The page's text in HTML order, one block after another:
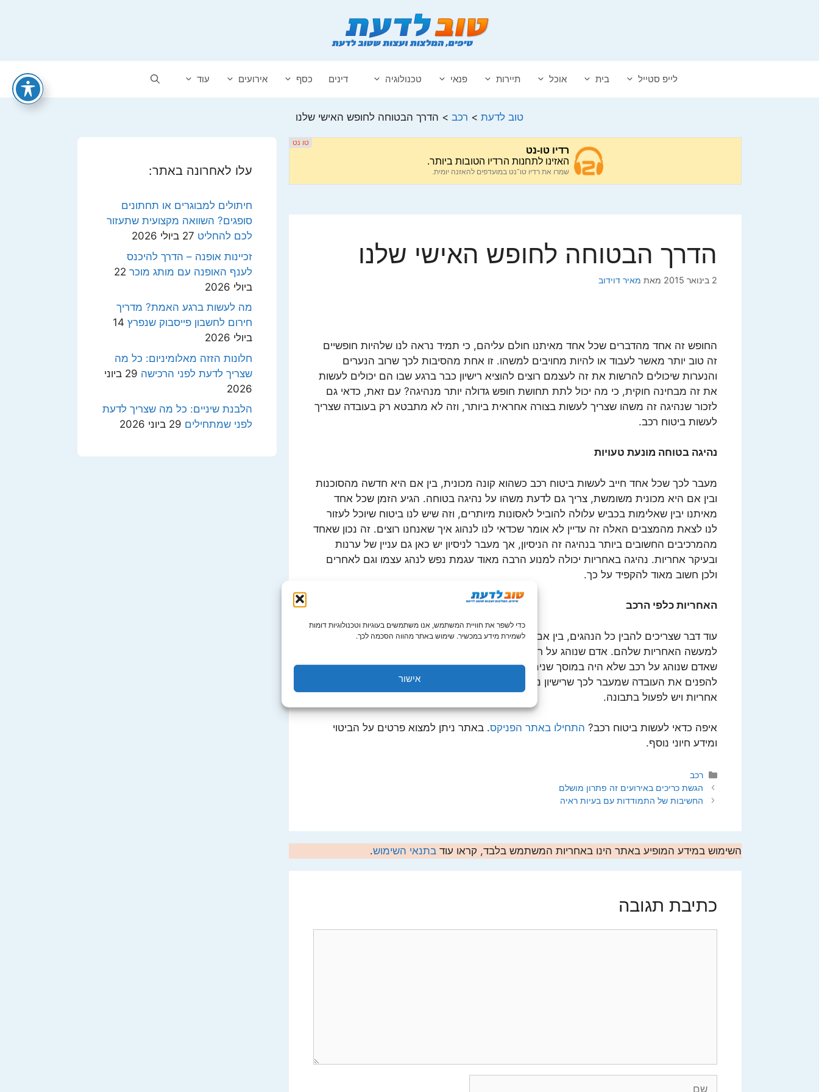
כדי לשפר את חוויית המשתמש, אנו משתמשים בעוגיות וטכנולוגיות דומות
לשמירת מידע במכשיר. שימוש באתר מהווה הסכמה לכך.
אישור
לייפ סטייל בית אוכל תיירות פנאי טכנולוגיה דינים כסף אירועים עוד
טוב לדעת > רכב > הדרך הבטוחה לחופש האישי שלנו
הדרך הבטוחה לחופש האישי שלנו
2 בינואר 2015 מאת מאיר דוידוב
החופש זה אחד מהדברים שכל אחד מאיתנו חולם עליהם, כי תמיד נראה לנו שלהיות חופשיים
זה טוב יותר מאשר לעבוד או להיות מחויבים למשהו. זו אחת מהסיבות לכך שרוב הנערים
והנערות שיכולים להרשות את זה לעצמם רוצים להוציא רישיון כבר ברגע שבו הם יכולים לעשות
את זה מבחינה חוקית, כי מה יכול לתת תחושת חופש גדולה יותר מנהיגה? עם זאת, כדאי גם
לזכור שנהיגה זה משהו שצריך לעשות בצורה אחראית ביותר, וזה לא מתבטא רק בעובדה שצריך
לעשות ביטוח רכב.
נהיגה בטוחה מונעת טעויות
מעבר לכך שכל אחד חייב לעשות ביטוח רכב כשהוא קונה מכונית, בין אם היא חדשה מהסוכנות
ובין אם היא מכונית משומשת, צריך גם לדעת משהו על נהיגה בטוחה. הגיע הזמן שכל אחד
מאיתנו יבין שאלימות בכביש עלולה להוביל לאסונות מיותרים, וזה שיש לנו ביטוח שיוכל לעזור
לנו לצאת מהמצבים האלה זה עדיין לא אומר שכדאי לנו לנהוג איך שאנחנו רוצים. זה נכון שאחד
מהמרכיבים החשובים ביותר בנהיגה זה הניסיון, אך מעבר לניסיון יש כאן גם עניין של ערנות
ובעיקר אחריות. נהיגה באחריות יכולה למנוע הרבה מאוד עגמת נפש לנהג עצמו וגם לאחרים
ולכן חשוב מאוד להקפיד על כך.
האחריות כלפי הרכב
עוד דבר שצריכים להבין כל הנהגים, בין אם הם נהגים חדשים ובין אם לא, זה שהרכב הוא
למעשה האחריות שלהם. אדם שנוהג על רכב שאין לו ביטוח עובר עבירה חמורה, ממש כפי
שאדם שנוהג על רכב שלא היה במוסך שנים רבות מסתכן ומסכן את הנהגים האחרים. לכן כדאי
להפנים את העובדה שמעבר לכך שרישיון נהיגה נותן לנו חופש הוא גם מביא איתו לא מעט
אחריות ויש לפעול בתבונה.
איפה כדאי לעשות ביטוח רכב? התחילו באתר הפניקס. באתר ניתן למצוא פרטים על הביטוי
ומידע חיוני נוסף.
קטגוריות
רכב
הגשת כריכים באירועים זה פתרון מושלם
החשיבות של התמודדות עם בעיות ראיה
השימוש במידע המופיע באתר הינו באחריות המשתמש בלבד, קראו עוד בתנאי השימוש.
כתיבת תגובה
עלו לאחרונה באתר:
חיתולים למבוגרים או תחתונים
סופגים? השוואה מקצועית שתעזור
לכם להחליט 27 ביולי 2026
זכיינות אופנה – הדרך להיכנס
לענף האופנה עם מותג מוכר 22
ביולי 2026
מה לעשות ברגע האמת? מדריך
חירום לחשבון פייסבוק שנפרץ 14
ביולי 2026
חלונות הזזה מאלומיניום: כל מה
שצריך לדעת לפני הרכישה
29 ביוני
2026
הלבנת שיניים: כל מה שצריך לדעת
לפני שמתחילים 29 ביוני 2026